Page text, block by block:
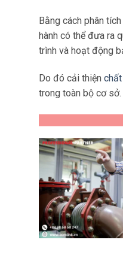
Bằng cách phân tích
hành có thể đưa ra
trình và hoạt động
Do đó cải thiện
trong toàn bộ cơ sở.